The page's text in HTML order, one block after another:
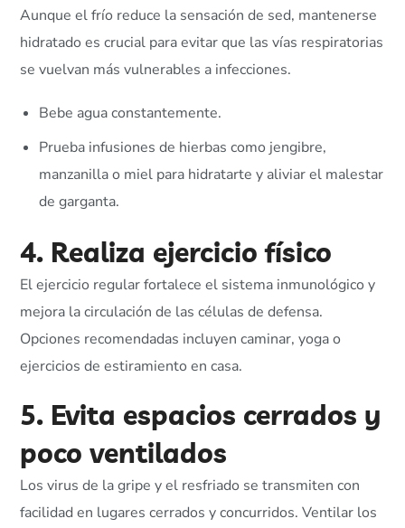
Aunque el frío reduce la sensación de sed, mantenerse
hidratado es crucial para evitar que las vías respiratorias
se vuelvan más vulnerables a infecciones.
Bebe agua constantemente.
Prueba infusiones de hierbas como jengibre,
manzanilla o miel para hidratarte y aliviar el malestar
de garganta.
4. Realiza ejercicio físico
El ejercicio regular fortalece el sistema inmunológico y
mejora la circulación de las células de defensa.
Opciones recomendadas incluyen caminar, yoga o
ejercicios de estiramiento en casa.
5. Evita espacios cerrados y
poco ventilados
Los virus de la gripe y el resfriado se transmiten con
facilidad en lugares cerrados y concurridos. Ventilar los